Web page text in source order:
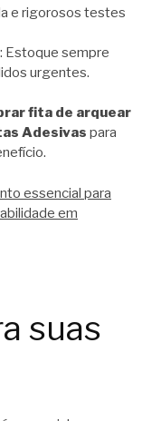
e rigorosos testes
: Estoque sempre
urgentes.
fita de arquear
Adesivas para
essencial para
em
suas